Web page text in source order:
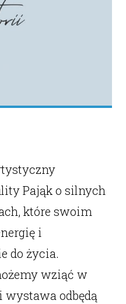
Pająk o silnych
które swoim
i
do życia.
wziąć w
wystawa odbędą